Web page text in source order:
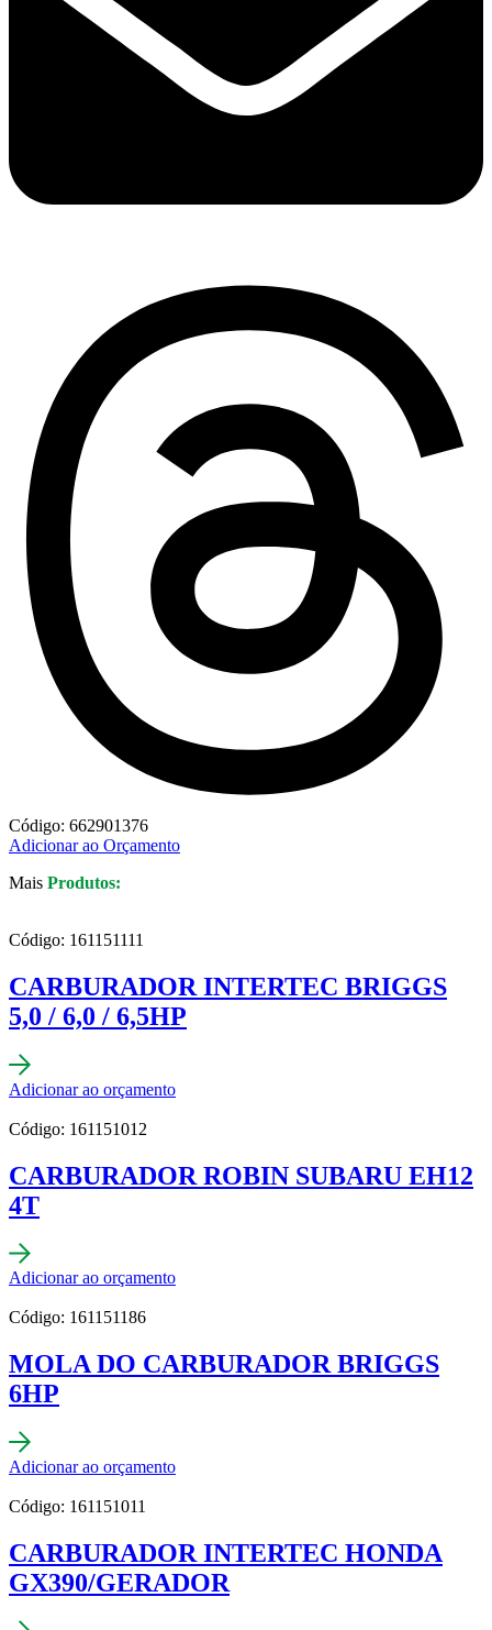
Código: 662901376
Adicionar ao Orçamento
Mais Produtos:
Código: 161151111
CARBURADOR INTERTEC BRIGGS
5,0 / 6,0 / 6,5HP
Adicionar ao orçamento
Código: 161151012
CARBURADOR ROBIN SUBARU EH12
4T
Adicionar ao orçamento
Código: 161151186
MOLA DO CARBURADOR BRIGGS
6HP
Adicionar ao orçamento
Código: 161151011
CARBURADOR INTERTEC HONDA
GX390/GERADOR